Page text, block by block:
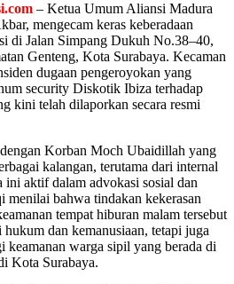
– Ketua Umum Aliansi Madura
mengecam keras keberadaan
di Jalan Simpang Dukuh No.38–40,
Genteng, Kota Surabaya. Kecaman
dugaan pengeroyokan yang
security Diskotik Ibiza terhadap
kini telah dilaporkan secara resmi
Korban Moch Ubaidillah yang
kalangan, terutama dari internal
aktif dalam advokasi sosial dan
menilai bahwa tindakan kekerasan
tempat hiburan malam tersebut
dan kemanusiaan, tetapi juga
keamanan warga sipil yang berada di
Kota Surabaya.